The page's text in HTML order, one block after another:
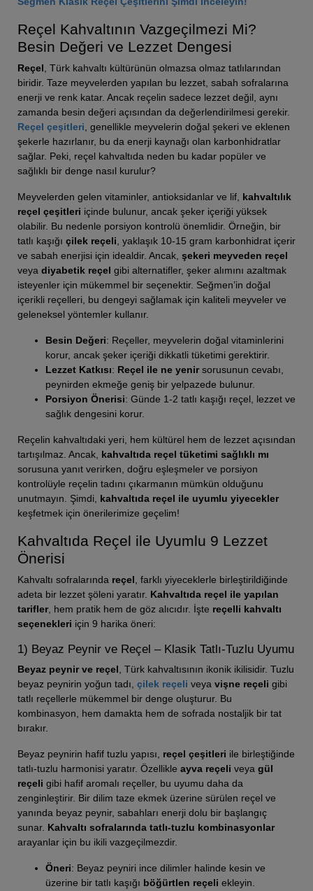
Reçel Kahvaltının Vazgeçilmezi Mi?
Besin Değeri ve Lezzet Dengesi
Reçel , Türk kahvaltı kültürünün olmazsa olmaz tatlılarından
biridir. Taze meyvelerden yapılan bu lezzet, sabah sofralarına
enerji ve renk katar. Ancak reçelin sadece lezzet değil, aynı
zamanda besin değeri açısından da değerlendirilmesi gerekir.
Reçel çeşitleri , genellikle meyvelerin doğal şekeri ve eklenen
şekerle hazırlanır, bu da enerji kaynağı olan karbonhidratlar
sağlar. Peki, reçel kahvaltıda neden bu kadar popüler ve
sağlıklı bir denge nasıl kurulur?
Meyvelerden gelen vitaminler, antioksidanlar ve lif, kahvaltılık
reçel çeşitleri içinde bulunur, ancak şeker içeriği yüksek
olabilir. Bu nedenle porsiyon kontrolü önemlidir. Örneğin, bir
tatlı kaşığı çilek reçeli , yaklaşık 10-15 gram karbonhidrat içerir
ve sabah enerjisi için idealdir. Ancak, şekeri meyveden reçel
veya diyabetik reçel gibi alternatifler, şeker alımını azaltmak
isteyenler için mükemmel bir seçenektir. Seğmen’in doğal
içerikli reçelleri, bu dengeyi sağlamak için kaliteli meyveler ve
geleneksel yöntemler kullanır.
Besin Değeri: Reçeller, meyvelerin doğal vitaminlerini
korur, ancak şeker içeriği dikkatli tüketimi gerektirir.
Lezzet Katkısı: Reçel ile ne yenirsorusunun cevabı,
peynirden ekmeğe geniş bir yelpazede bulunur.
Porsiyon Önerisi: Günde 1-2 tatlı kaşığı reçel, lezzet ve
sağlık dengesini korur.
Reçelin kahvaltıdaki yeri, hem kültürel hem de lezzet açısından
tartışılmaz. Ancak, kahvaltıda reçel tüketimi sağlıklı mı
sorusuna yanıt verirken, doğru eşleşmeler ve porsiyon
kontrolüyle reçelin tadını çıkarmanın mümkün olduğunu
unutmayın. Şimdi, kahvaltıda reçel ile uyumlu yiyecekler
keşfetmek için önerilerimize geçelim!
Kahvaltıda Reçel ile Uyumlu 9 Lezzet
Önerisi
Kahvaltı sofralarında reçel , farklı yiyeceklerle birleştirildiğinde
adeta bir lezzet şöleni yaratır. Kahvaltıda reçel ile yapılan
tarifler, hem pratik hem de göz alıcıdır. İşte reçelli kahvaltı
seçenekleri için 9 harika öneri:
1) Beyaz Peynir ve Reçel – Klasik Tatlı-Tuzlu Uyumu
Beyaz peynir ve reçel , Türk kahvaltısının ikonik ikilisidir. Tuzlu
beyaz peynirin yoğun tadı, çilek reçeli veya vişne reçeli gibi
tatlı reçellerle mükemmel bir denge oluşturur. Bu
kombinasyon, hem damakta hem de sofrada nostaljik bir tat
bırakır.
Beyaz peynirin hafif tuzlu yapısı, reçel çeşitleri ile birleştiğinde
tatlı-tuzlu harmonisi yaratır. Özellikle ayva reçeli veya gül
reçeli gibi hafif aromalı reçeller, bu uyumu daha da
zenginleştirir. Bir dilim taze ekmek üzerine sürülen reçel ve
yanında beyaz peynir, sabahları enerji dolu bir başlangıç
sunar. Kahvaltı sofralarında tatlı-tuzlu kombinasyonlar
arayanlar için bu ikili vazgeçilmezdir.
Öneri: Beyaz peyniri ince dilimler halinde kesin ve
üzerine bir tatlı kaşığı böğürtlen reçeli ekleyin.